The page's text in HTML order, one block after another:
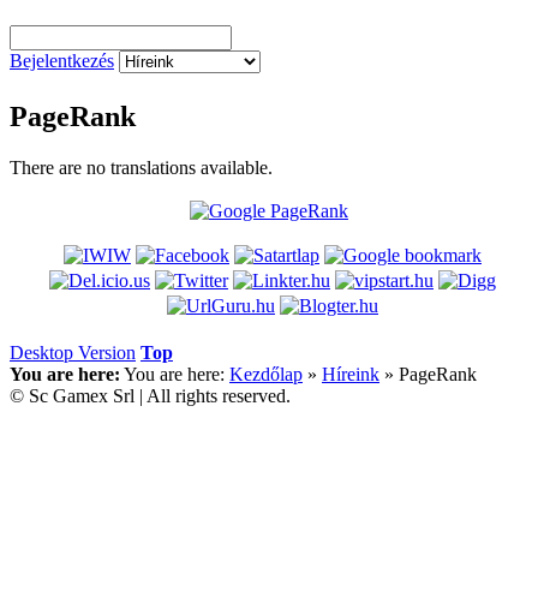
Bejelentkezés
PageRank
There are no translations available.
Desktop Version Top
You are here: You are here: Kezdőlap » Híreink » PageRank
© Sc Gamex Srl | All rights reserved.